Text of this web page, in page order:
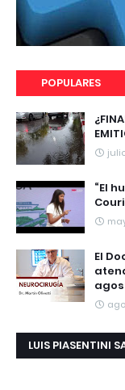
POPULARES
“El
El
LUIS PIASENTINI